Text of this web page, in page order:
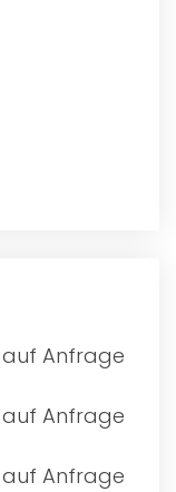
auf Anfrage
auf Anfrage
auf Anfrage